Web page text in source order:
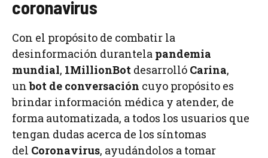
coronavirus
Con el propósito de combatir la
desinformación durantela pandemia
mundial, 1MillionBot desarrolló Carina,
unbot de conversación cuyo propósito es
brindar información médica y atender, de
forma automatizada, a todos los usuarios que
tengan dudas acerca de los síntomas
del Coronavirus, ayudándolos a tomar